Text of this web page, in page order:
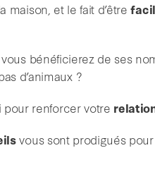
maison, et le fait d’être
bénéficierez de ses
d’animaux ?
pour renforcer votre
vous sont prodigués